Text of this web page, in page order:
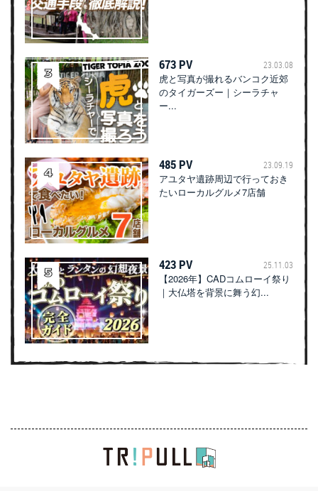
673 PV 23.03.08
虎と写真が撮れるバンコク近郊
のタイガーズー｜シーラチャ
ー...
485 PV 23.09.19
アユタヤ遺跡周辺で行っておき
たいローカルグルメ7店舗
423 PV 25.11.03
【2026年】CADコムローイ祭り
｜大仏塔を背景に舞う幻...